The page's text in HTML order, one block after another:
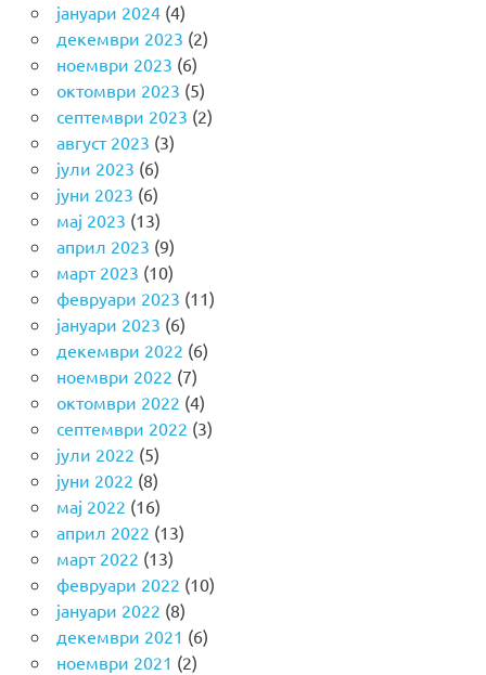
јануари 2024(4)
декември 2023 (2)
ноември 2023 (6)
октомври 2023 (5)
септември 2023 (2)
август 2023 (3)
јули 2023 (6)
јуни 2023 (6)
мај 2023 (13)
април 2023 (9)
март 2023 (10)
февруари 2023 (11)
јануари 2023 (6)
декември 2022 (6)
ноември 2022 (7)
октомври 2022 (4)
септември 2022 (3)
јули 2022 (5)
јуни 2022 (8)
мај 2022 (16)
април 2022 (13)
март 2022 (13)
февруари 2022 (10)
јануари 2022 (8)
декември 2021 (6)
ноември 2021 (2)